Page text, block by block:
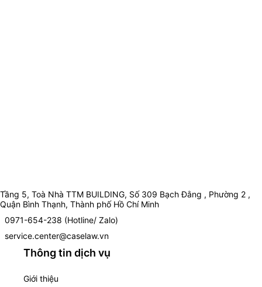
Tầng 5, Toà Nhà TTM BUILDING, Số 309 Bạch Đằng , Phường 2 ,
Quận Bình Thạnh, Thành phố Hồ Chí Minh
0971-654-238 (Hotline/ Zalo)
service.center@caselaw.vn
Thông tin dịch vụ
Giới thiệu